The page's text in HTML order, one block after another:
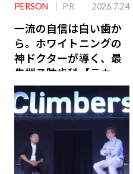
PERSON PR 2026.7.24
一流の自信は白い歯か
ら。ホワイトニングの
神ドクターが導く、最
先端予防歯科【ラウン
ジ会員特典あり】